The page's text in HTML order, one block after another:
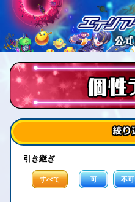
引き継ぎ
すべて 可 不可